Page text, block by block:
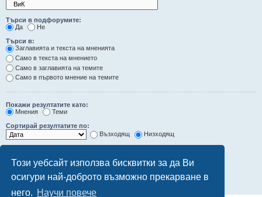
Този уебсайт използва бисквитки за да Ви
осигури най-доброто възможно прекарване в
него. Научи повече
Търси в подфорумите:
Да
Не
Търси в:
Заглавията и текста на мненията
Само в текста на мнението
Само в заглавията на темите
Само в първото мнение на темите
Покажи резултатите като:
Мнения
Теми
Сортирай резултатите по:
Възходящ
Низходящ
Покажи първите:
символа от мненията